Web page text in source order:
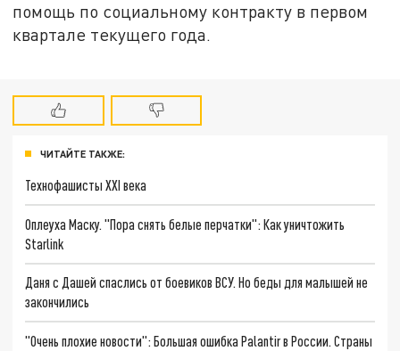
помощь по социальному контракту в первом
квартале текущего года.
ЧИТАЙТЕ ТАКЖЕ:
Технофашисты XXI века
Оплеуха Маску. "Пора снять белые перчатки": Как уничтожить
Starlink
Даня с Дашей спаслись от боевиков ВСУ. Но беды для малышей не
закончились
"Очень плохие новости": Большая ошибка Palantir в России. Страны